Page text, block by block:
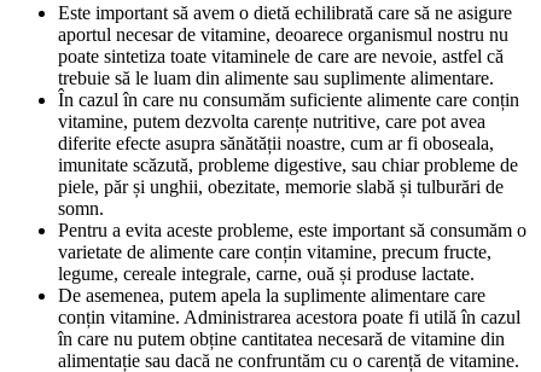
Este important să avem o dietă echilibrată care să ne asigure
aportul necesar de vitamine, deoarece organismul nostru nu
poate sintetiza toate vitaminele de care are nevoie, astfel că
trebuie să le luam din alimente sau suplimente alimentare.
În cazul în care nu consumăm suficiente alimente care conțin
vitamine, putem dezvolta carențe nutritive, care pot avea
diferite efecte asupra sănătății noastre, cum ar fi oboseala,
imunitate scăzută, probleme digestive, sau chiar probleme de
piele, păr și unghii, obezitate, memorie slabă și tulburări de
somn.
Pentru a evita aceste probleme, este important să consumăm o
varietate de alimente care conțin vitamine, precum fructe,
legume, cereale integrale, carne, ouă și produse lactate.
De asemenea, putem apela la suplimente alimentare care
conțin vitamine. Administrarea acestora poate fi utilă în cazul
în care nu putem obține cantitatea necesară de vitamine din
alimentație sau dacă ne confruntăm cu o carență de vitamine.